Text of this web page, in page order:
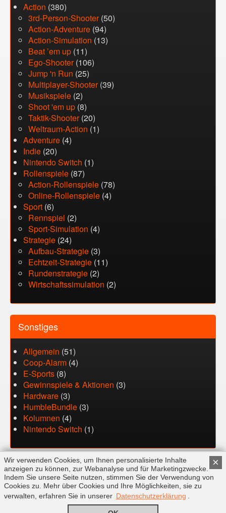
Action (380)
3rd-Person-Shooter(50)
Action-Adventure (94)
Action-Simulation (13)
Beat ’em up (11)
Ego-Shooter(106)
Jump 'n Run (25)
Multiplayer-Shooter(39)
Musikspiele (2)
Shoot 'em up (8)
Taktik-Shooter(20)
Weltraum-Action (1)
Adventure (4)
Indie (20)
Nintendo Switch (1)
Rollenspiele (87)
Action-Rollenspiele (78)
Online-Rollenspiele (4)
Sport (6)
Rennspiel (2)
Sport-Simulation (4)
Strategie (24)
Aufbau-Strategie (3)
Echtzeit-Strategie (11)
Rundenstrategie (2)
Wirtschaftssimulation (2)
Sonstiges
Allgemein (51)
Coop-Alarm (4)
E-Sports (8)
Gewinnspiele & Aktionen (3)
Hardware (3)
HumbleBundle (3)
Kolumnen (4)
Nintendo Switch (1)
FAQ Kontakt Impressum
Datenschutz
© Copyright 2026 by SwissXL GmbH. Alle Rechte vorbehalten.
×
Wir verwenden Cookies, um Ihnen personalisierte Inhalte
anzeigen zu können, zur Webanalyse und für Marketingzwecke.
Indem Sie unsere Seite nutzen, stimmen Sie der Verwendung von
Cookies zu. Mehr über Cookies und Ihre Möglichkeiten, sie zu
verwalten, erfahren Sie in unserer Datenschutzerklärung